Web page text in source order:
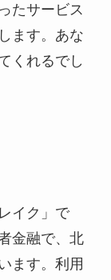
たサービス
ます。あな
くれるでし
イク」で
金融で、北
ます。利用